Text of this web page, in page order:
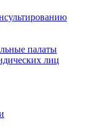
палаты
лиц